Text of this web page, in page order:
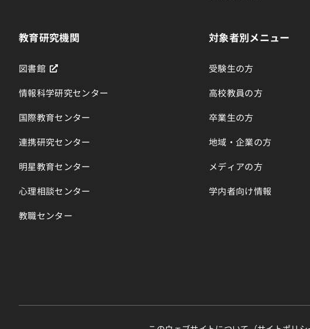
教育研究機関
図書館
情報科学研究センター
国際教育センター
連携研究センター
明星教育センター
心理相談センター
教職センター
対象者別メニュー
受験生の方
高校教員の方
卒業生の方
地域・企業の方
メディアの方
学内者向け情報